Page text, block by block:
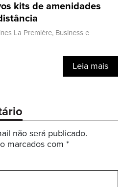
kits de amenidades
La Première, Business e
Leia mais
não será publicado.
marcados com *